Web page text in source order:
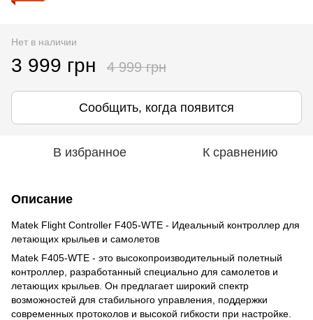
Нет в наличии
3 999 грн 4 999 грн
Сообщить, когда появится
В избранное К сравнению
Описание
Matek Flight Controller F405-WTE - Идеальный контроллер для
летающих крыльев и самолетов
Matek F405-WTE - это высокопроизводительный полетный
контроллер, разработанный специально для самолетов и
летающих крыльев. Он предлагает широкий спектр
возможностей для стабильного управления, поддержки
современных протоколов и высокой гибкости при настройке.